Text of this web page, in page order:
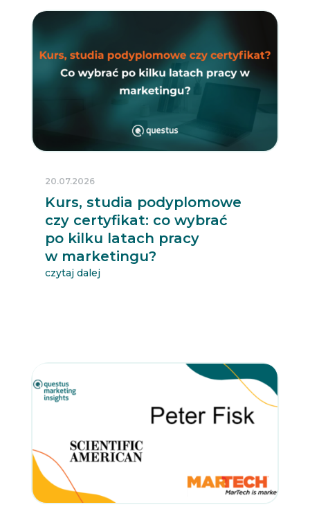
Kurs, studia podyplomowe
czy certyfikat: co wybrać
po kilku latach pracy
w marketingu?
20.07.2026
czytaj dalej